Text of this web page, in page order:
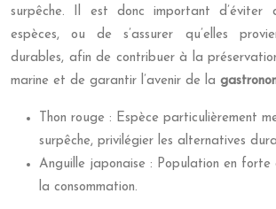
surpêche. Il est donc important d’éviter
espèces, ou de s’assurer qu’elles
durables, afin de contribuer à la
marine et de garantir l’avenir de la
Thon rouge : Espèce particulièrement
surpêche, privilégier les alternatives
Anguille japonaise : Population en forte
la consommation.